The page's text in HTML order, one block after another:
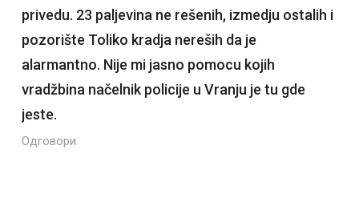
privedu. 23 paljevina ne rešenih, izmedju ostalih i
pozorište Toliko kradja nereših da je
alarmantno. Nije mi jasno pomocu kojih
vradžbina načelnik policije u Vranju je tu gde
jeste.
Одговори